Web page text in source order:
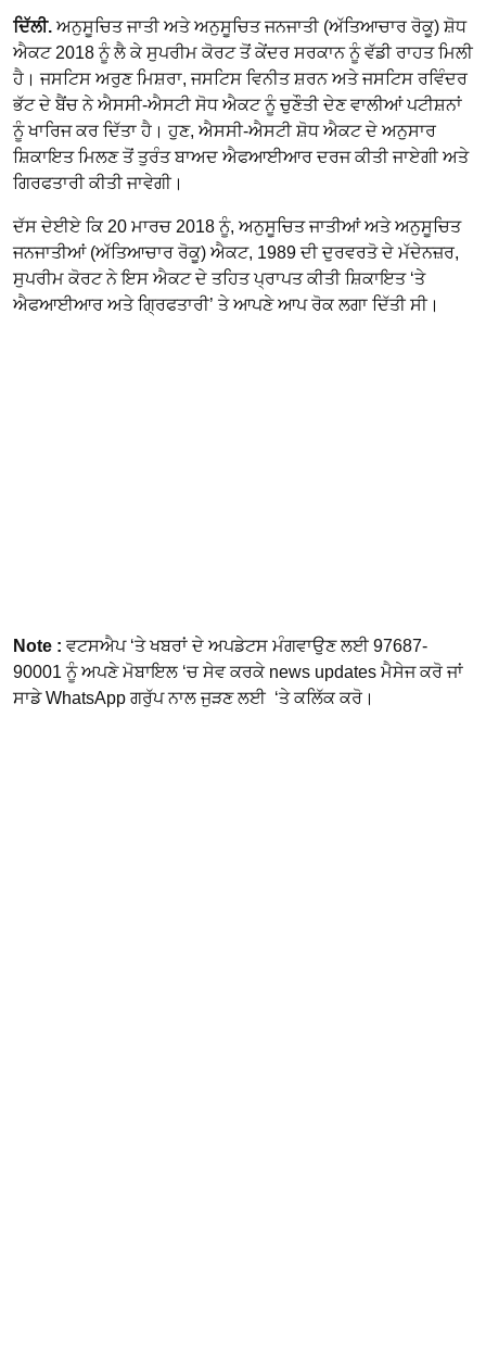
ਦਿੱਲੀ. ਅਨੁਸੂਚਿਤ ਜਾਤੀ ਅਤੇ ਅਨੁਸੂਚਿਤ ਜਨਜਾਤੀ (ਅੱਤਿਆਚਾਰ ਰੋਕੂ) ਸ਼ੋਧ
ਐਕਟ 2018 ਨੂੰ ਲੈ ਕੇ ਸੁਪਰੀਮ ਕੋਰਟ ਤੋਂ ਕੇਂਦਰ ਸਰਕਾਨ ਨੂੰ ਵੱਡੀ ਰਾਹਤ ਮਿਲੀ
ਹੈ। ਜਸਟਿਸ ਅਰੁਣ ਮਿਸ਼ਰਾ, ਜਸਟਿਸ ਵਿਨੀਤ ਸ਼ਰਨ ਅਤੇ ਜਸਟਿਸ ਰਵਿੰਦਰ
ਭੱਟ ਦੇ ਬੈਂਚ ਨੇ ਐਸਸੀ-ਐਸਟੀ ਸੋਧ ਐਕਟ ਨੂੰ ਚੁਣੌਤੀ ਦੇਣ ਵਾਲੀਆਂ ਪਟੀਸ਼ਨਾਂ
ਨੂੰ ਖਾਰਿਜ ਕਰ ਦਿੱਤਾ ਹੈ। ਹੁਣ, ਐਸਸੀ-ਐਸਟੀ ਸ਼ੋਧ ਐਕਟ ਦੇ ਅਨੁਸਾਰ
ਸ਼ਿਕਾਇਤ ਮਿਲਣ ਤੋਂ ਤੁਰੰਤ ਬਾਅਦ ਐਫਆਈਆਰ ਦਰਜ ਕੀਤੀ ਜਾਏਗੀ ਅਤੇ
ਗਿਰਫਤਾਰੀ ਕੀਤੀ ਜਾਵੇਗੀ।
ਦੱਸ ਦੇਈਏ ਕਿ 20 ਮਾਰਚ 2018 ਨੂੰ, ਅਨੁਸੂਚਿਤ ਜਾਤੀਆਂ ਅਤੇ ਅਨੁਸੂਚਿਤ
ਜਨਜਾਤੀਆਂ (ਅੱਤਿਆਚਾਰ ਰੋਕੂ) ਐਕਟ, 1989 ਦੀ ਦੁਰਵਰਤੋ ਦੇ ਮੱਦੇਨਜ਼ਰ,
ਸੁਪਰੀਮ ਕੋਰਟ ਨੇ ਇਸ ਐਕਟ ਦੇ ਤਹਿਤ ਪ੍ਰਾਪਤ ਕੀਤੀ ਸ਼ਿਕਾਇਤ ‘ਤੇ
ਐਫਆਈਆਰ ਅਤੇ ਗ੍ਰਿਫਤਾਰੀ’ ਤੇ ਆਪਣੇ ਆਪ ਰੋਕ ਲਗਾ ਦਿੱਤੀ ਸੀ।
Note : ਵਟਸਐਪ ‘ਤੇ ਖਬਰਾਂ ਦੇ ਅਪਡੇਟਸ ਮੰਗਵਾਉਣ ਲਈ 97687-
90001 ਨੂੰ ਅਪਣੇ ਮੋਬਾਇਲ ‘ਚ ਸੇਵ ਕਰਕੇ news updates ਮੈਸੇਜ ਕਰੋ ਜਾਂ
ਸਾਡੇ WhatsApp ਗਰੁੱਪ ਨਾਲ ਜੁੜਣ ਲਈ ‘ਤੇ ਕਲਿੱਕ ਕਰੋ।